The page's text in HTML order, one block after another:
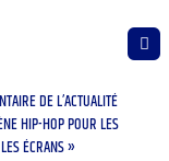
DE L’ACTUALITÉ
HIP-HOP POUR LES
ÉCRANS »